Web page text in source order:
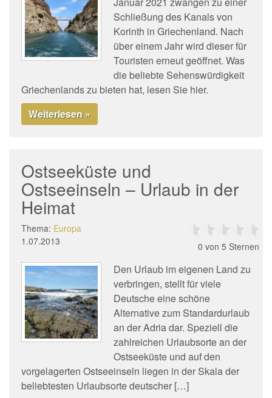
Schließung des Kanals von
Korinth in Griechenland. Nach
über einem Jahr wird dieser für
Touristen erneut geöffnet. Was
die beliebte Sehenswürdigkeit
Griechenlands zu bieten hat, lesen Sie hier.
Weiterlesen »
Ostseeküste und
Ostseeinseln – Urlaub in der
Heimat
Thema: Europa
1.07.2013
0 von 5 Sternen
Den Urlaub im eigenen Land zu
verbringen, stellt für viele
Deutsche eine schöne
Alternative zum Standardurlaub
an der Adria dar. Speziell die
zahlreichen Urlaubsorte an der
Ostseeküste und auf den
vorgelagerten Ostseeinseln liegen in der Skala der
beliebtesten Urlaubsorte deutscher […]